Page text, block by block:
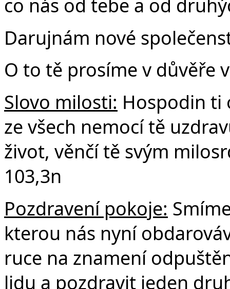
co nás od tebe a od
Darujnám nové
O to tě prosíme v důvěře
Slovo milosti: Hospodin ti
ze všech nemocí tě
život, věnčí tě svým
103,3n
Pozdravení pokoje:
kterou nás nyní
ruce na znamení
lidu a pozdravit jeden